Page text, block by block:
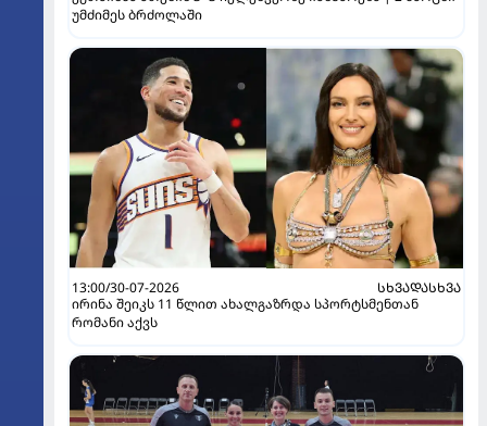
უმძიმეს ბრძოლაში
13:00/30-07-2026
ᲡᲮᲕᲐᲓᲐᲡᲮᲕᲐ
ირინა შეიკს 11 წლით ახალგაზრდა სპორტსმენთან
რომანი აქვს